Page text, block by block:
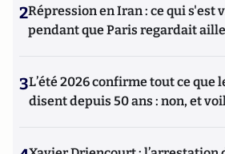
2Répression en Iran : ce qui s'est
pendant que Paris regardait
3L’été 2026 confirme tout ce que
disent depuis 50 ans : non, et